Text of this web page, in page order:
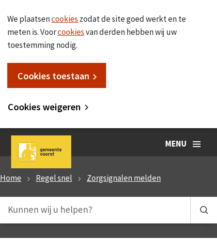
We plaatsencookies zodat de site goed werkt en te
meten is. Voorcookiesvan derden hebben wij uw
toestemming nodig.
Cookies toestaan
Cookies weigeren
MENU
Home Regel snel Zorgsignalen melden